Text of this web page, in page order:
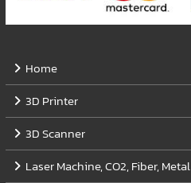
Home
3D Printer
3D Scanner
Laser Machine, CO2, Fiber, Metal